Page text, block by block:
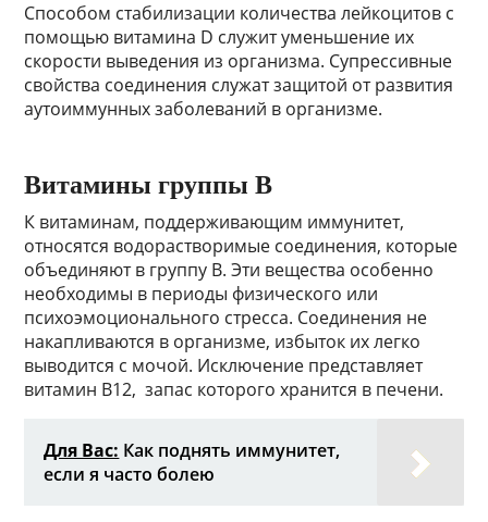
Способом стабилизации количества лейкоцитов с
помощью витамина D служит уменьшение их
скорости выведения из организма. Супрессивные
свойства соединения служат защитой от развития
аутоиммунных заболеваний в организме.
Витамины группы В
К витаминам, поддерживающим иммунитет,
относятся водорастворимые соединения, которые
объединяют в группу В. Эти вещества особенно
необходимы в периоды физического или
психоэмоционального стресса. Соединения не
накапливаются в организме, избыток их легко
выводится с мочой. Исключение представляет
витамин В12, запас которого хранится в печени.
Для Вас: Как поднять иммунитет,
если я часто болею